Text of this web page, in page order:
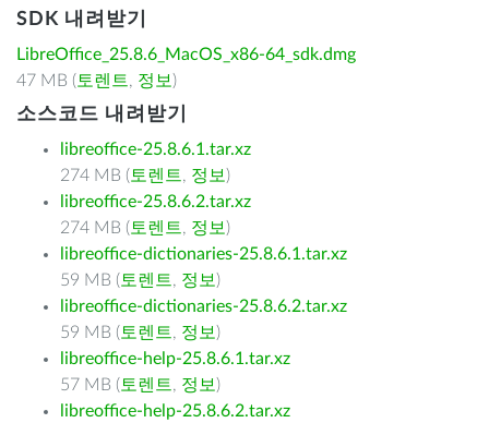
SDK 내려받기
LibreOffice_25.8.6_MacOS_x86-64_sdk.dmg
47 MB ( 토렌트, 정보 )
소스코드 내려받기
libreoffice-25.8.6.1.tar.xz
274 MB ( 토렌트, 정보 )
libreoffice-25.8.6.2.tar.xz
274 MB ( 토렌트, 정보 )
libreoffice-dictionaries-25.8.6.1.tar.xz
59 MB ( 토렌트, 정보 )
libreoffice-dictionaries-25.8.6.2.tar.xz
59 MB ( 토렌트, 정보 )
libreoffice-help-25.8.6.1.tar.xz
57 MB ( 토렌트, 정보 )
libreoffice-help-25.8.6.2.tar.xz